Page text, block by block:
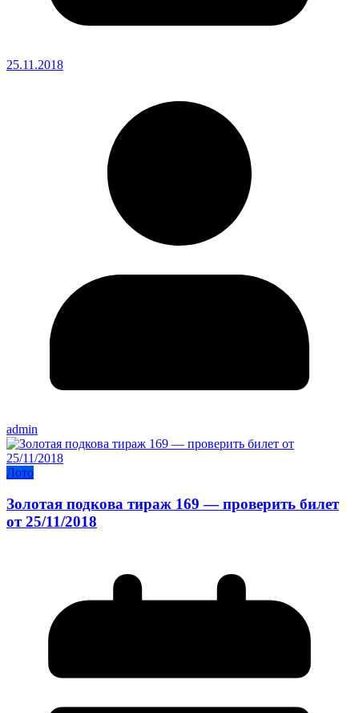
25.11.2018
admin
Лото
Золотая подкова тираж 169 — проверить билет
от 25/11/2018